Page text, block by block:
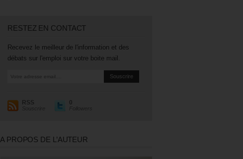
RESTEZ EN CONTACT
Recevez le meilleur de l'information et des
débats sur l'emploi sur votre boite mail.
RSS
Souscrire
0
Followers
A PROPOS DE L’AUTEUR